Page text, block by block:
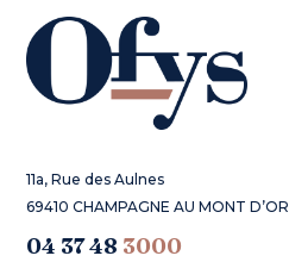
11a, Rue des Aulnes
69410 CHAMPAGNE AU MONT D’OR
04 37 48 3000